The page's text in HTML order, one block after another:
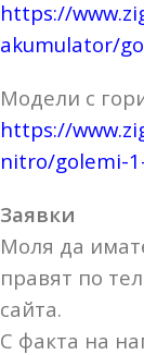
https://
akumulator/
Модели с
https://
nitro/golemi-
Заявки
Моля да
правят по
сайта.
С факта на